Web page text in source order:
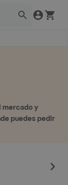
mercado y
puedes pedir